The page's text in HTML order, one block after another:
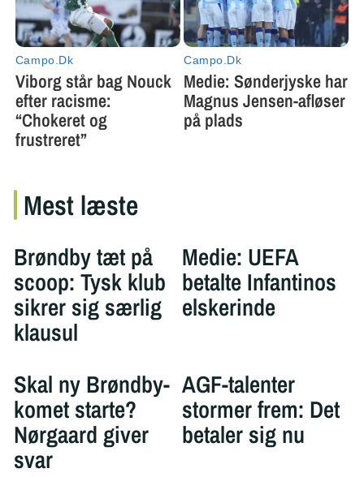
Mest læste
Brøndby tæt på
scoop: Tysk klub
sikrer sig særlig
klausul
Medie: UEFA
betalte Infantinos
elskerinde
Skal ny Brøndby-
komet starte?
Nørgaard giver
svar
AGF-talenter
stormer frem: Det
betaler sig nu